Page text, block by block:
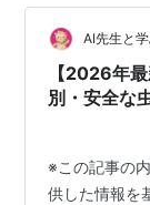
AI先生と
【2026年
別・安全な
※この記事の
供した情報を